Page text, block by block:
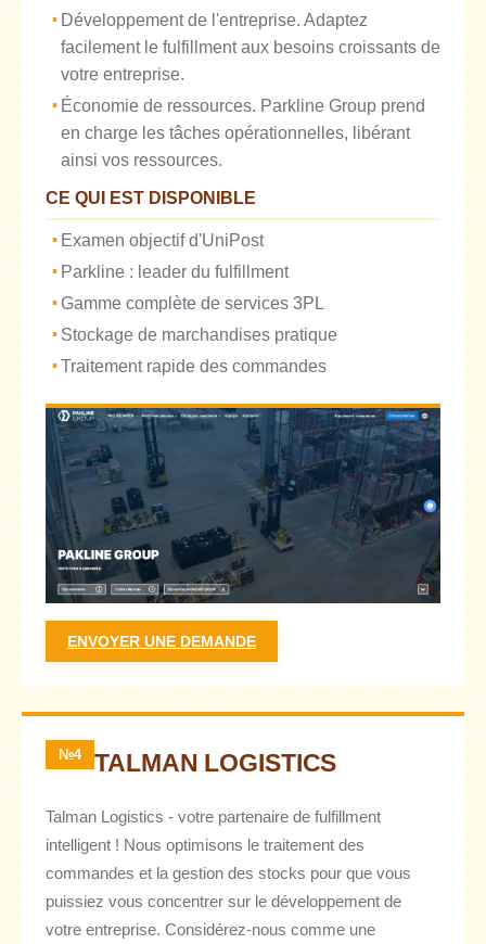
Développement de l'entreprise. Adaptez
facilement le fulfillment aux besoins croissants de
votre entreprise.
Économie de ressources. Parkline Group prend
en charge les tâches opérationnelles, libérant
ainsi vos ressources.
CE QUI EST DISPONIBLE
Examen objectif d'UniPost
Parkline : leader du fulfillment
Gamme complète de services 3PL
Stockage de marchandises pratique
Traitement rapide des commandes
ENVOYER UNE DEMANDE
№4 TALMAN LOGISTICS
Talman Logistics - votre partenaire de fulfillment
intelligent ! Nous optimisons le traitement des
commandes et la gestion des stocks pour que vous
puissiez vous concentrer sur le développement de
votre entreprise. Considérez-nous comme une